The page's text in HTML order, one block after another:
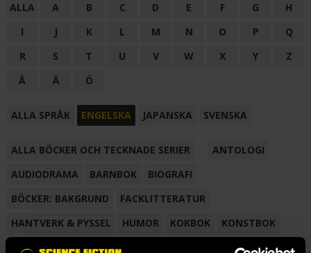
ALLA A B C D E F G
H
I
J K L M N O P
Q
R
S T U V W X Y
Z
Å
Ä Ö
ALLA SPRÅK ENGELSKA JAPANSKA SVENSKA
ALLA BÖCKER OCH TECKNADE SERIER
ANTOLOGI
AUDIODRAMA
BARNBOK
BIOGRAFI
BÖCKER: BAKGRUND
FACKLITTERATUR
HANTVERK & PYSSEL
HUMOR KOKBOK
KONSTBOK
KORTROMAN
LÄROBOK
NOVELL